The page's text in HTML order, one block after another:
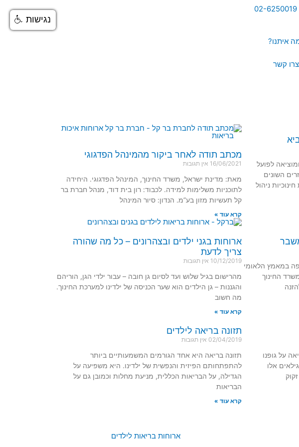
02-6250019
איתנו?
צרו קשר
לפועל
השונים
ניהול
מכתב תודה לאחר ביקור מהמינהל הפדגוגי
16/06/2021 אין תגובות
מאת: מדינת ישראל, משרד החינוך, המינהל הפדגוגי. היחידה
לתוכניות משלימות למידה. לכבוד: רון בית דוד, מנהל חברת בר
קל תעשיות מזון בע”מ. הנדון: סיור המינהל
קרא עוד »
במאמץ הלאומי
החינוך
ארוחות בגני ילדים ובצהרונים – כל מה שהורה
צריך לדעת
10/12/2019 אין תגובות
מהרישום בגיל שלוש ועד לסיום גן חובה – עבור ילדי הגן, הוריהם
והגננות – גן הילדים הוא שער הכניסה של ילדינו למערכת החינוך.
מה חשוב
קרא עוד »
על גופנו
אלו
תזונה בריאה לילדים
02/04/2019 אין תגובות
תזונה בריאה היא אחד הגורמים המשמעותיים ביותר
להתפתחותם הפיזית והנפשית של ילדינו. היא משפיעה על
הגדילה, על הבריאות הכללית, מניעת מחלות וכמובן גם על
הבריאות
קרא עוד »
ארוחות בריאות לילדים
נגישות